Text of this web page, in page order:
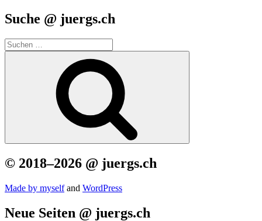
Suche @ juergs.ch
Suchen
nach:
© 2018–2026 @ juergs.ch
Made by mys­elfand Word­Press
Neue Seiten @ juergs.ch